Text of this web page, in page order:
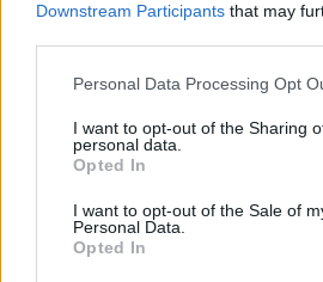
Downstream Participants that may
Please note that this website/app
not limited to your visit or usage
grant or deny consent to Google and
use your data for below specified
consent section.
Personal Data Processing Opt
I want to opt-out of the Sharing
personal data.
Opted In
I want to opt-out of the Sale of
Personal Data.
Opted In
RADNAY CSILLA